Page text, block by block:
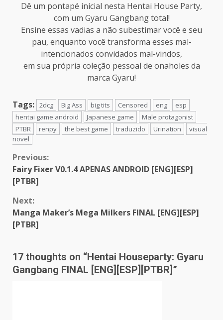
Dê um pontapé inicial nesta Hentai House Party,
com um Gyaru Gangbang total!
Ensine essas vadias a não subestimar você e seu
pau, enquanto você transforma esses mal-
intencionados convidados mal-vindos,
em sua própria coleção pessoal de onaholes da
marca Gyaru!
Tags: 2dcg Big Ass big tits Censored eng
esp
hentai game android
Japanese game
Male protagonist
PTBR
renpy the best game traduzido Urination
visual
novel
Continue
Reading
Previous:
Fairy Fixer V0.1.4 APENAS ANDROID [ENG][ESP]
[PTBR]
Next:
Manga Maker’s Mega Milkers FINAL [ENG][ESP]
[PTBR]
17 thoughts on “Hentai Houseparty: Gyaru
Gangbang FINAL [ENG][ESP][PTBR] ”